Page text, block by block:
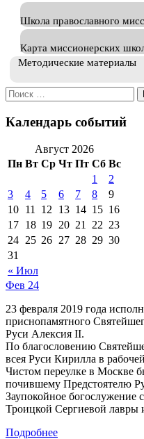
Школа православного
Карта миссионерских
Методические материалы
Искать:
Календарь событий
Август 2026
Пн Вт Ср Чт Пт Сб Вс
« Июл
1
2
3
4 5 6 7 8
9
10 11 12 13 14 15 16
17 18 19 20 21 22 23
24 25 26 27 28 29 30
31
Фев 24
23 февраля 2019 года
приснопамятного
Руси Алексия II.
По благословению
всея Руси Кирилла в
Чистом переулке в Москве
почившему Предстоятелю
Заупокойное богослужение
Троицкой Сергиевой лавры
Подробнее